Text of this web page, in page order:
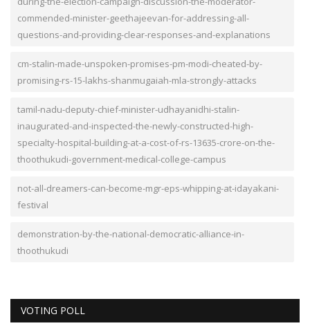
commended-minister-geethajeevan-for-addressing-all-
questions-and-providing-clear-responses-and-explanations
cm-stalin-made-unspoken-promises-pm-modi-cheated-by-
promising-rs-15-lakhs-shanmugaiah-mla-strongly-attacks
tamil-nadu-deputy-chief-minister-udhayanidhi-stalin-
inaugurated-and-inspected-the-newly-constructed-high-
specialty-hospital-building-at-a-cost-of-rs-13635-crore-on-the-
thoothukudi-government-medical-college-campus
not-all-dreamers-can-become-mgr-eps-whipping-at-idayakani-
festival
demonstration-by-the-national-democratic-alliance-in-
thoothukudi
VOTING POLL